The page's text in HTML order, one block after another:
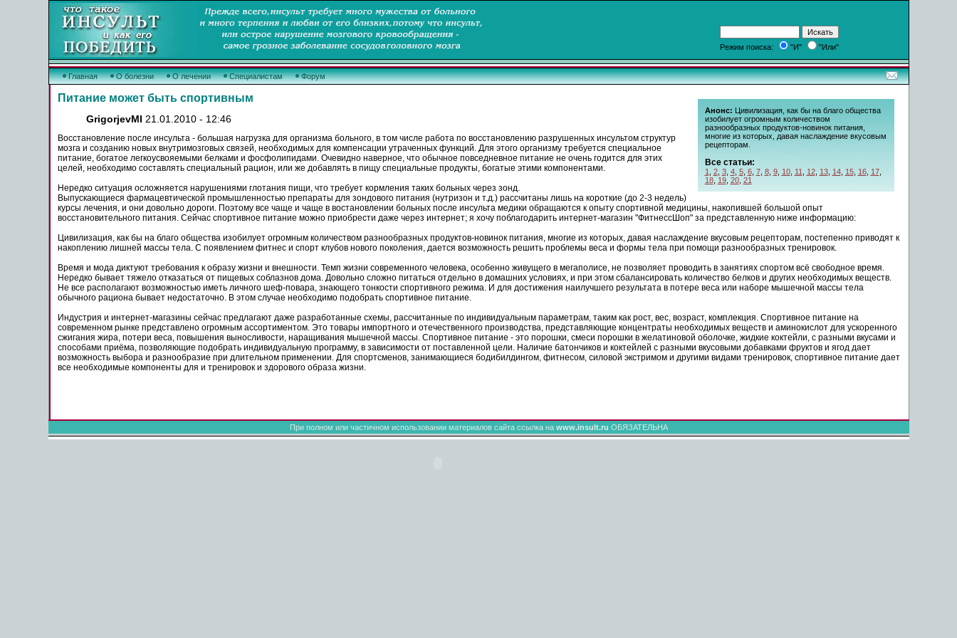
Режим поиска: "И" "Или"
Главная О болезни О лечении Специалистам Форум
Анонс: Цивилизация, как бы на благо общества
изобилует огромным количеством
разнообразных продуктов-новинок питания,
многие из которых, давая наслаждение вкусовым
рецепторам.
Все статьи:
1 2, 3, 4, 5, 6, 7, 8, 9, 10, 11 12, 13, 14, 15, 16, 17,
18, 19, 20, 21
Питание может быть спортивным
GrigorjevMI 21.01.2010 - 12:46
Восстановление после инсульта - большая нагрузка для организма больного, в том числе работа по восстановлению разрушенных инсультом структур
мозга и созданию новых внутримозговых связей, необходимых для компенсации утраченных функций. Для этого организму требуется специальное
питание, богатое легкоусвояемыми белками и фосфолипидами. Очевидно наверное, что обычное повседневное питание не очень годится для этих
целей, необходимо составлять специальный рацион, или же добавлять в пищу специальные продукты, богатые этими компонентами.
Нередко ситуация осложняется нарушениями глотания пищи, что требует кормления таких больных через зонд.
Выпускающиеся фармацевтической промышленностью препараты для зондового питания (нутризон и т.д.) рассчитаны лишь на короткие (до 2-3 недель)
курсы лечения, и они довольно дороги. Поэтому все чаще и чаще в востановлении больных после инсульта медики обращаются к опыту спортивной медицины, накопившей большой опыт
восстановительного питания. Сейчас спортивное питание можно приобрести даже через интернет; я хочу поблагодарить интернет-магазин "ФитнессШоп" за представленную ниже информацию:
Цивилизация, как бы на благо общества изобилует огромным количеством разнообразных продуктов-новинок питания, многие из которых, давая наслаждение вкусовым рецепторам, постепенно приводят к
накоплению лишней массы тела. С появлением фитнес и спорт клубов нового поколения, дается возможность решить проблемы веса и формы тела при помощи разнообразных тренировок.
Время и мода диктуют требования к образу жизни и внешности. Темп жизни современного человека, особенно живущего в мегаполисе, не позволяет проводить в занятиях спортом всё свободное время.
Нередко бывает тяжело отказаться от пищевых соблазнов дома. Довольно сложно питаться отдельно в домашних условиях, и при этом сбалансировать количество белков и других необходимых веществ.
Не все располагают возможностью иметь личного шеф-повара, знающего тонкости спортивного режима. И для достижения наилучшего результата в потере веса или наборе мышечной массы тела
обычного рациона бывает недостаточно. В этом случае необходимо подобрать спортивное питание.
Индустрия и интернет-магазины сейчас предлагают даже разработанные схемы, рассчитанные по индивидуальным параметрам, таким как рост, вес, возраст, комплекция. Спортивное питание на
современном рынке представлено огромным ассортиментом. Это товары импортного и отечественного производства, представляющие концентраты необходимых веществ и аминокислот для ускоренного
сжигания жира, потери веса, повышения выносливости, наращивания мышечной массы. Спортивное питание - это порошки, смеси порошки в желатиновой оболочке, жидкие коктейли, с разными вкусами и
способами приёма, позволяющие подобрать индивидуальную программу, в зависимости от поставленной цели. Наличие батончиков и коктейлей с разными вкусовыми добавками фруктов и ягод дает
возможность выбора и разнообразие при длительном применении. Для спортсменов, занимающиеся бодибилдингом, фитнесом, силовой экстримом и другими видами тренировок, спортивное питание дает
все необходимые компоненты для и тренировок и здорового образа жизни.
При полном или частичном использовании материалов сайта ссылка на www.insult.ru ОБЯЗАТЕЛЬНА